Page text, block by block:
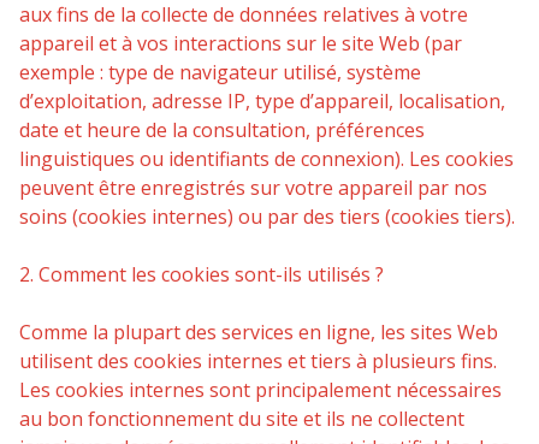
aux fins de la collecte de données relatives à votre
appareil et à vos interactions sur le site Web (par
exemple : type de navigateur utilisé, système
d’exploitation, adresse IP, type d’appareil, localisation,
date et heure de la consultation, préférences
linguistiques ou identifiants de connexion). Les cookies
peuvent être enregistrés sur votre appareil par nos
soins (cookies internes) ou par des tiers (cookies tiers).
2. Comment les cookies sont-ils utilisés ?
Comme la plupart des services en ligne, les sites Web
utilisent des cookies internes et tiers à plusieurs fins.
Les cookies internes sont principalement nécessaires
au bon fonctionnement du site et ils ne collectent